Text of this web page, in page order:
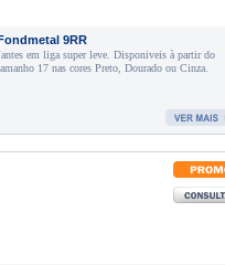
9RR
em liga super leve. Disponiveis à partir do
17 nas cores Preto, Dourado ou Cinza.